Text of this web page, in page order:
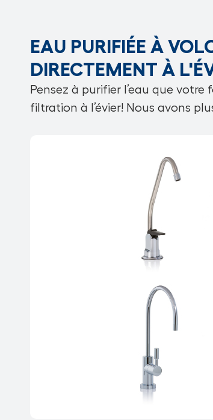
EAU PURIFIÉE À
DIRECTEMENT À
Pensez à purifier l’eau que
filtration à l’évier! Nous avons